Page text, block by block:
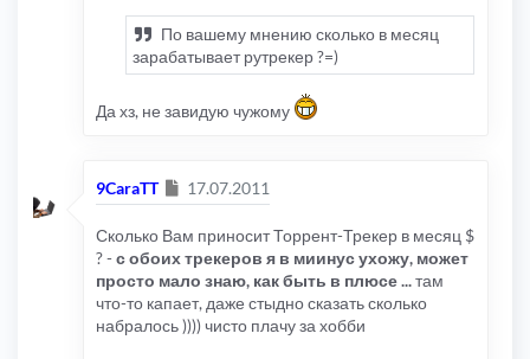
По вашему мнению сколько в месяц
зарабатывает рутрекер ?=)
Да хз, не завидую чужому
9CaraTT Сообщение
17.07.2011
Сколько Вам приносит Торрент-Трекер в месяц $
? -с обоих трекеров я в миинус ухожу, может
просто мало знаю, как быть в плюсе ...там
что-то капает, даже стыдно сказать сколько
набралось )))) чисто плачу за хобби